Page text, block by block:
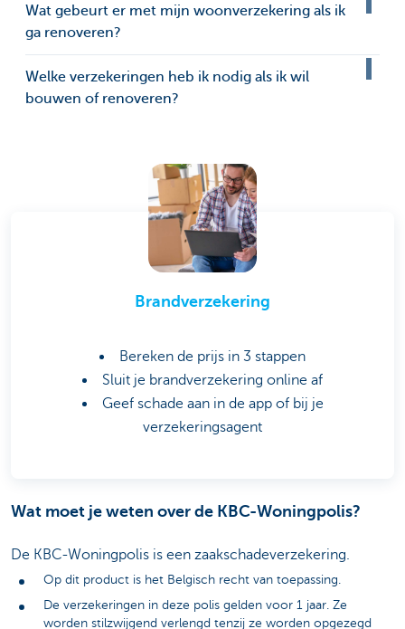
Wat gebeurt er met mijn woonverzekering als ik
ga renoveren?
Welke verzekeringen heb ik nodig als ik wil
bouwen of renoveren?
Brandverzekering
Bereken de prijs in 3 stappen
Sluit je brandverzekering online af
Geef schade aan in de app of bij je
verzekeringsagent
Wat moet je weten over de KBC-Woningpolis?
De KBC-Woningpolis is een zaakschadeverzekering.
Op dit product is het Belgisch recht van toepassing.
De verzekeringen in deze polis gelden voor 1 jaar. Ze
worden stilzwijgend verlengd tenzij ze worden opgezegd